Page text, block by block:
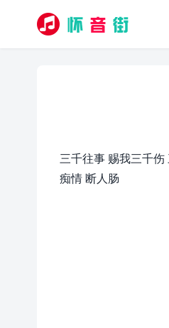
三千往事 赐我三千
痴情 断人肠